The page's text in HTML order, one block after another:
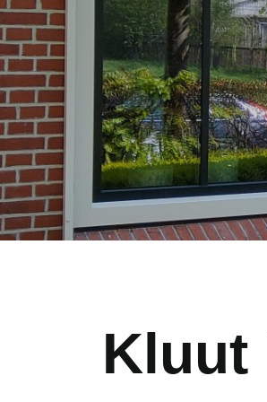
Kluut